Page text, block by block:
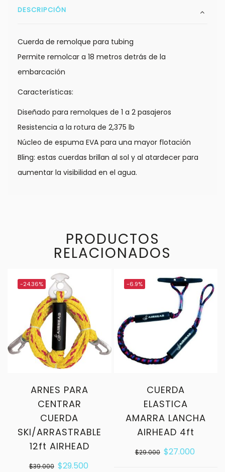
DESCRIPCIÓN
Cuerda de remolque para tubing
Permite remolcar a 18 metros detrás de la
embarcación
Características:
Diseñado para remolques de 1 a 2 pasajeros
Resistencia a la rotura de 2,375 lb
Núcleo de espuma EVA para una mayor flotación
Bling: estas cuerdas brillan al sol y al atardecer para
aumentar la visibilidad en el agua.
PRODUCTOS
RELACIONADOS
-24.36%
ARNES PARA
CENTRAR
CUERDA
SKI/ARRASTRABLE
12ft AIRHEAD
$39.000 $29.500
-6.9%
CUERDA
ELASTICA
AMARRA LANCHA
AIRHEAD 4ft
$29.000 $27.000